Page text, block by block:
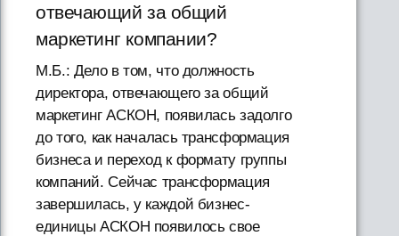
отвечающий за общий
маркетинг компании?
М.Б.: Дело в том, что должность
директора, отвечающего за общий
маркетинг АСКОН, появилась задолго
до того, как началась трансформация
бизнеса и переход к формату группы
компаний. Сейчас трансформация
завершилась, у каждой бизнес-
единицы АСКОН появилось свое